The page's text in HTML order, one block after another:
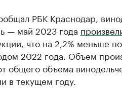
РБК Краснодар,
— май 2023 года
что на 2,2% меньше
2022 года. Объем
общего объема
в текущем году.